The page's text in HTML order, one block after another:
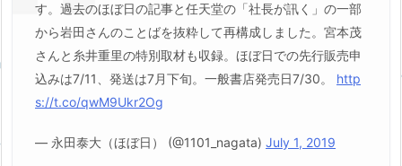
す。過去のほぼ日の記事と任天堂の「社長が訊く」の一部
から岩田さんのことばを抜粋して再構成しました。宮本茂
さんと糸井重里の特別取材も収録。ほぼ日での先行販売申
込みは7/11、発送は7月下旬。一般書店発売日7/30。 http
s://t.co/qwM9Ukr2Og
— 永田泰大（ほぼ日） (@1101_nagata) July 1, 2019